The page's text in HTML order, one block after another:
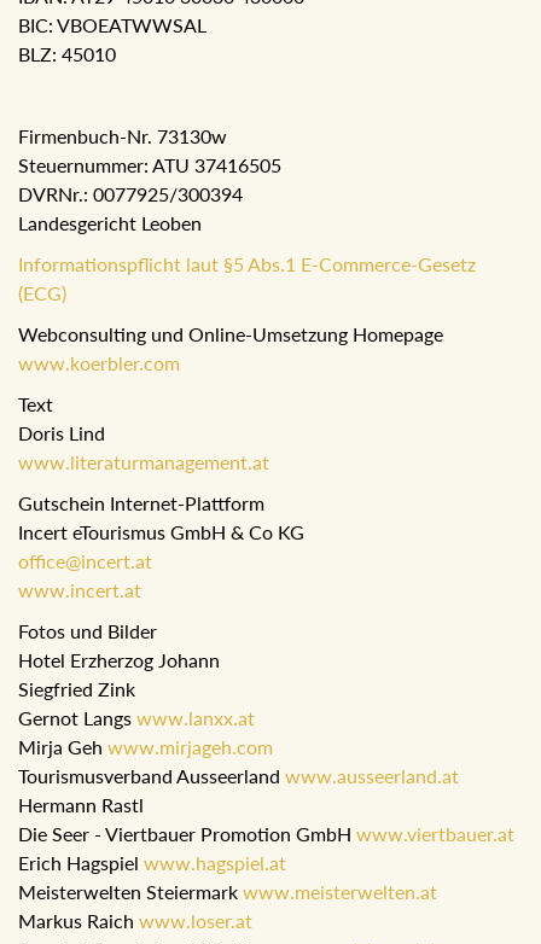
BIC: VBOEATWWSAL
BLZ: 45010
Firmenbuch-Nr. 73130w
Steuernummer: ATU 37416505
DVRNr.: 0077925/300394
Landesgericht Leoben
Informationspflicht laut §5 Abs.1 E-Commerce-Gesetz
(ECG)
Webconsulting und Online-Umsetzung Homepage
www.koerbler.com
Text
Doris Lind
www.literaturmanagement.at
Gutschein Internet-Plattform
Incert eTourismus GmbH & Co KG
office@incert.at
www.incert.at
Fotos und Bilder
Hotel Erzherzog Johann
Siegfried Zink
Gernot Langs www.lanxx.at
Mirja Geh www.mirjageh.com
Tourismusverband Ausseerland www.ausseerland.at
Hermann Rastl
Die Seer - Viertbauer Promotion GmbH www.viertbauer.at
Erich Hagspiel www.hagspiel.at
Meisterwelten Steiermark www.meisterwelten.at
Markus Raich www.loser.at